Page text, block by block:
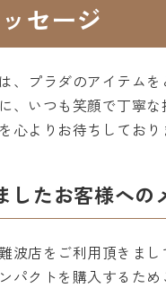
セージ
、プラダのアイテム
、いつも笑顔で丁寧
心よりお待ちしており
したお客様への
波店をご利用頂きま
パクトを購入するた